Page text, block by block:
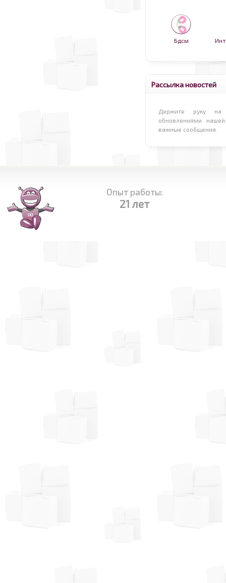
Бдсм
Рассылка новостей
Держите руку на
обновлениями
важные сообщения.
Опыт работы:
21 лет